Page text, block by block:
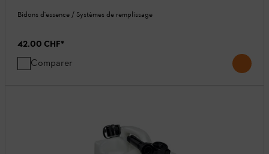
Bidons d'essence / Systèmes de remplissage
42.00 CHF*
Comparer